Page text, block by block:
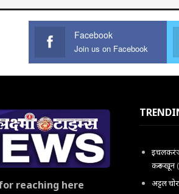
Facebook
Join us on Facebook
reaching here
करून खून
अट्टल